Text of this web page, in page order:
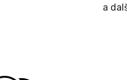
a